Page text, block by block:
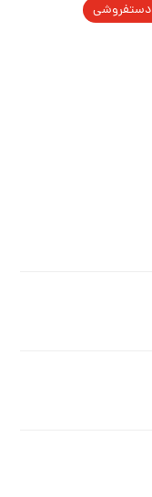
دستفروشی